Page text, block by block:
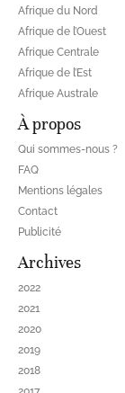
Afrique du Nord
Afrique de l’Ouest
Afrique Centrale
Afrique de l’Est
Afrique Australe
À propos
Qui sommes-nous ?
FAQ
Mentions légales
Contact
Publicité
Archives
2022
2021
2020
2019
2018